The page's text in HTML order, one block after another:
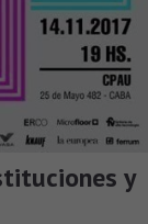
y